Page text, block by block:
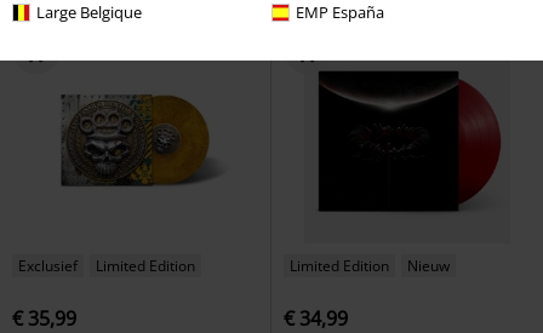
Large Belgique EMP España
Exclusief Limited Edition
€ 35,99
Limited Edition Nieuw
€ 34,99